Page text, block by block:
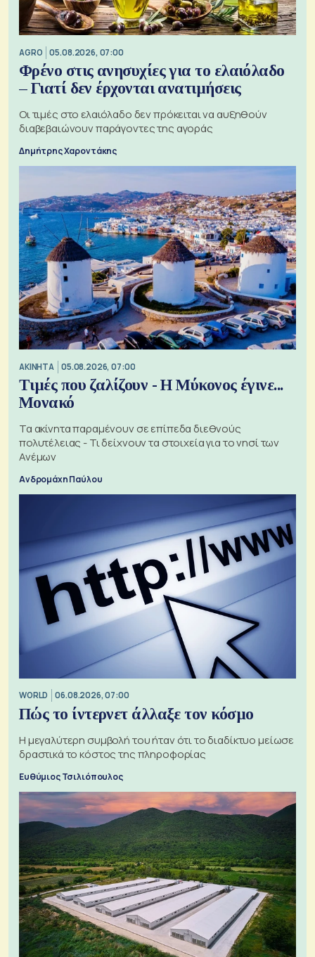
AGRO 05.08.2026, 07:00
Φρένο στις ανησυχίες για το ελαιόλαδο
– Γιατί δεν έρχονται ανατιμήσεις
Οι τιμές στο ελαιόλαδο δεν πρόκειται να αυξηθούν
διαβεβαιώνουν παράγοντες της αγοράς
Δημήτρης Χαροντάκης
ΑΚΙΝΗΤΑ 05.08.2026, 07:00
Τιμές που ζαλίζουν - Η Μύκονος έγινε...
Μονακό
Τα ακίνητα παραμένουν σε επίπεδα διεθνούς
πολυτέλειας - Τι δείχνουν τα στοιχεία για το νησί των
Ανέμων
Ανδρομάχη Παύλου
WORLD 06.08.2026, 07:00
Πώς το ίντερνετ άλλαξε τον κόσμο
Η μεγαλύτερη συμβολή του ήταν ότι το διαδίκτυο μείωσε
δραστικά το κόστος της πληροφορίας
Ευθύμιος Τσιλιόπουλος